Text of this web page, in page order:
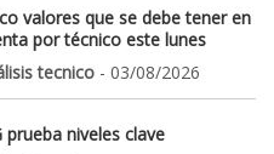
valores que se debe tener en
por técnico este lunes
tecnico - 03/08/2026
prueba niveles clave